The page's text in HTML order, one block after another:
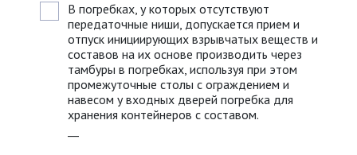
В погребках, у которых отсутствуют
передаточные ниши, допускается прием и
отпуск инициирующих взрывчатых веществ и
составов на их основе производить через
тамбуры в погребках, используя при этом
промежуточные столы с ограждением и
навесом у входных дверей погребка для
хранения контейнеров с составом.